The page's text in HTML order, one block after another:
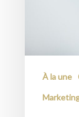
À la une